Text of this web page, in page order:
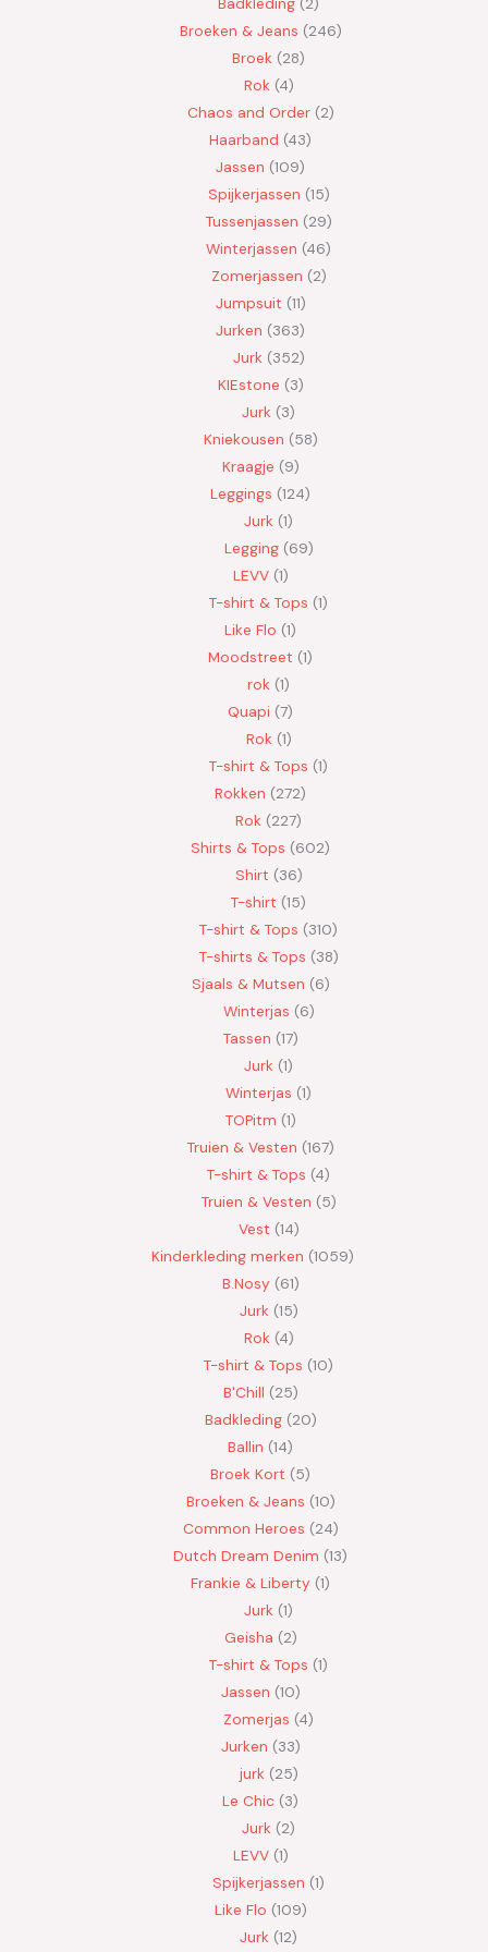
Broeken & Jeans 246
Broek 28
Rok 4
Chaos and Order 2
Haarband 43
Jassen 109
Spijkerjassen 15
Tussenjassen 29
Winterjassen 46
Zomerjassen 2
Jumpsuit 11
Jurken 363
Jurk 352
KIEstone 3
Jurk 3
Kniekousen 58
Kraagje 9
Leggings 124
Jurk 1
Legging 69
LEVV 1
T-shirt & Tops 1
Like Flo 1
Moodstreet 1
rok 1
Quapi 7
Rok 1
T-shirt & Tops 1
Rokken 272
Rok 227
Shirts & Tops 602
Shirt 36
T-shirt 15
T-shirt & Tops 310
T-shirts & Tops 38
Sjaals & Mutsen 6
Winterjas 6
Tassen 17
Jurk 1
Winterjas 1
TOPitm 1
Truien & Vesten 167
T-shirt & Tops 4
Truien & Vesten 5
Vest 14
Kinderkleding merken 1059
B.Nosy 61
Jurk 15
Rok 4
T-shirt & Tops 10
B'Chill 25
Badkleding 20
Ballin 14
Broek Kort 5
Broeken & Jeans 10
Common Heroes 24
Dutch Dream Denim 13
Frankie & Liberty 1
Jurk 1
Geisha 2
T-shirt & Tops 1
Jassen 10
Zomerjas 4
Jurken 33
jurk 25
Le Chic 3
Jurk 2
LEVV 1
Spijkerjassen 1
Like Flo 109
Jurk 12